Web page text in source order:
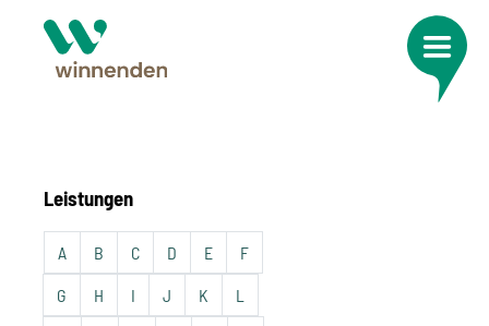
Leistungen
A B C D E F
G H I J K L